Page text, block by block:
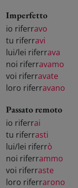
Imperfetto
io riferravo
tu riferravi
lui/lei riferrava
noi riferravamo
voi riferravate
loro riferravano
Passato remoto
io riferrai
tu riferrasti
lui/lei riferrò
noi riferrammo
voi riferraste
loro riferrarono